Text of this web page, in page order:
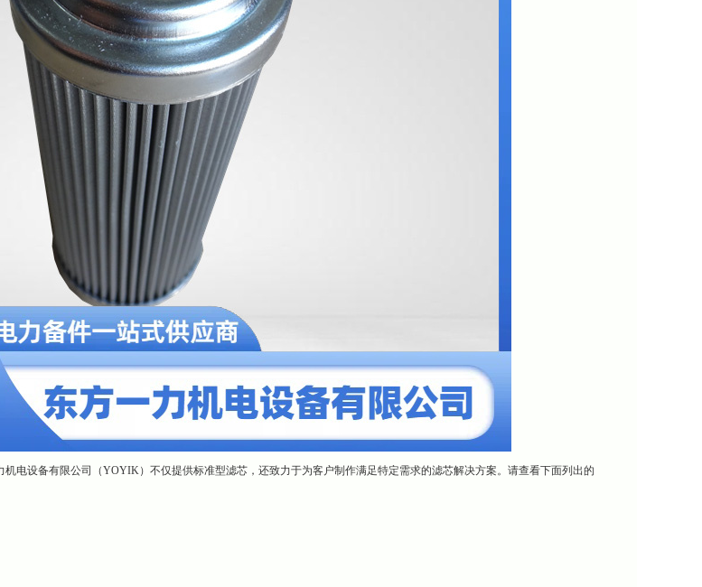
电设备有限公司（YOYIK）不仅提供标准型滤芯，还致力于为客户制作满足特定需求的滤芯解决方案。请查看下面列出的